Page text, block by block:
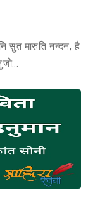
सुत मारुति नन्दन, है